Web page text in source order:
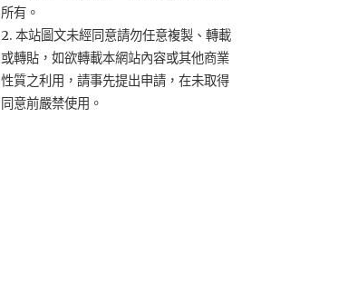
所有。
2. 本站圖文未經同意請勿任意複製、轉載
或轉貼，如欲轉載本網站內容或其他商業
性質之利用，請事先提出申請，在未取得
同意前嚴禁使用。